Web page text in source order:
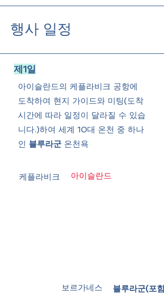
행사 일정
제1일
아이슬란드의 케플라비크 공항에
도착하여 현지 가이드와 미팅​(도착
시간에 따라 일정이 달라질 수 있습
니다.)하여 세계 10대 온천 중 하나
인 블루라군 온천욕
케플라비크 아이슬란드
블루라군(포함)
보르가네스